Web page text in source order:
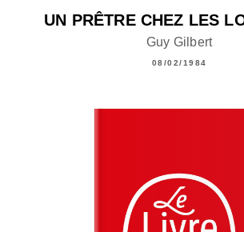
UN PRÊTRE CHEZ LES
Guy Gilbert
08/02/1984